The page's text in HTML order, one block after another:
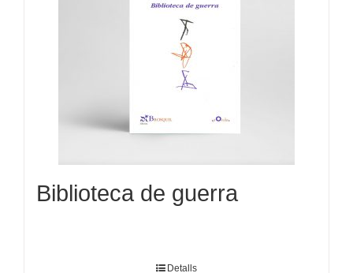
Biblioteca de guerra
Detalls